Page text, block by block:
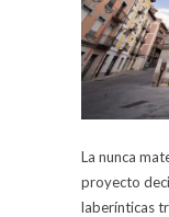
La nunca
proyecto
laberínticas